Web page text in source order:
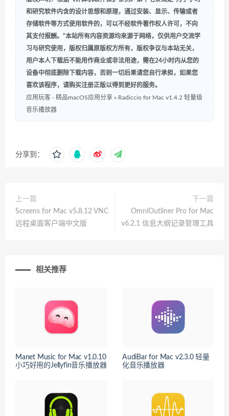
和研究软件内含的设计思想和原理，通过安装、显示、传输或者
存储软件等方式使用软件的，可以不经软件著作权人许可，不向
其支付报酬。”本站所有内容资源均来源于网络，仅供用户交流学
习与研究使用，版权归属原版权方所有，版权争议与本站无关，
用户本人下载后不能用作商业或非法用途，需在24小时内从您的
设备中彻底删除下载内容，否则一切后果请您自行承担，如果您
喜欢该程序，请购买注册正版以得到更好的服务。
应用玩客 - 精品macOS应用分享 » Radiccio for Mac v1.4.2 轻量级
音乐播放器
分享到：
上一篇
Screens for Mac v5.8.12 VNC
远程桌面客户端中文版
下一篇
OmniOutliner Pro for Mac
v6.2.1 信息大纲记录管理工具
相关推荐
Manet Music for Mac v1.0.10
小巧好用的Jellyfin音乐播放器
AudiBar for Mac v2.3.0 轻量
化音乐播放器